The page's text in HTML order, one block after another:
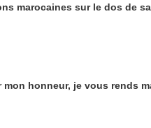
marocaines sur le dos de
mon honneur, je vous rends